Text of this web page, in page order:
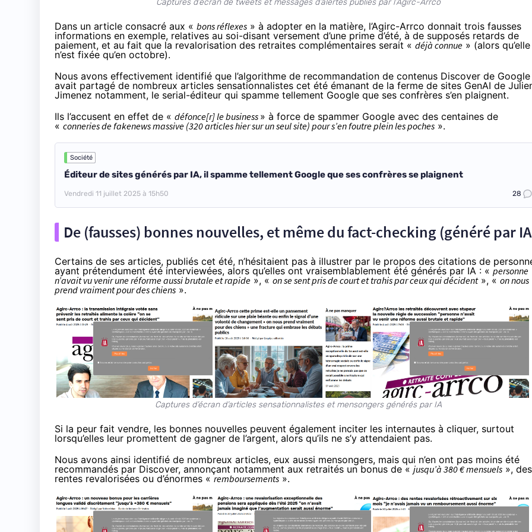
Dans un article consacré aux « bons réflexes » à adopter en la matière, l’Agirc-Arrco donnait trois fausses
informations en exemple, relatives au soi-disant versement d’une prime d’été, à de supposés retards de
paiement, et au fait que la revalorisation des retraites complémentaires serait « déjà connue » (alors qu’elle
n’est fixée qu’en octobre).
Nous avons effectivement identifié que l’algorithme de recommandation de contenus Discover de Google
avait partagé de nombreux articles sensationnalistes cet été émanant de la ferme de sites GenAI de
Jimenez notamment, le serial-éditeur qui spamme tellement Google que ses confrères s’en plaignent.
Ils l’accusent en effet de « défonce[r] le business » à force de spammer Google avec des centaines de
« conneries de fakenews massive (320 articles hier sur un seul site) pour s’en foutre plein les poches ».
Société
Éditeur de sites générés par IA, il spamme tellement Google que ses confrères se plaignent
Vendredi 11 juillet 2025 à 15h50 28
De (fausses) bonnes nouvelles, et même du fact-checking (généré par
Certains de ses articles, publiés cet été, n’hésitaient pas à illustrer par le propos des citations de
ayant prétendument été interviewées, alors qu’elles ont vraisemblablement été générés par IA : « personne
n’avait vu venir une réforme aussi brutale et rapide », « on se sent pris de court et trahis par ceux qui décident», « on nous
prend vraiment pour des chiens ».
Captures d’écran d’articles sensationnalistes et mensongers générés par IA
Si la peur fait vendre, les bonnes nouvelles peuvent également inciter les internautes à cliquer, surtout
lorsqu’elles leur promettent de gagner de l’argent, alors qu’ils ne s’y attendaient pas.
Nous avons ainsi identifié de nombreux articles, eux aussi mensongers, mais qui n’en ont pas moins été
recommandés par Discover, annonçant notamment aux retraités un bonus de « jusqu’à 380 € mensuels », des
rentes revalorisées ou d’énormes «remboursements ».